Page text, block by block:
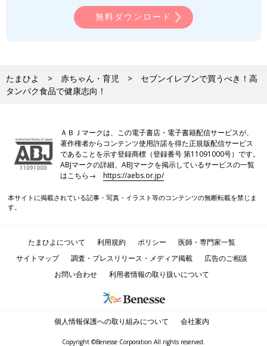
無料ダウンロード
たまひよ 赤ちゃん・育児
セブンイレブンで買うべき！高
タンパク食品で健康志向！
ＡＢＪマークは、この電子書店・電子書籍配信サービスが、
著作権者からコンテンツ使用許諾を得た正規版配信サービス
であることを示す登録商標（登録番号 第11091000号）です。
ABJマークの詳細、ABJマークを掲示しているサービスの一覧
はこちら→https://aebs.or.jp/
本サイトに掲載されている記事・写真・イラスト等のコンテンツの無断転載を禁じま
す。
たまひよについて 利用規約 ポリシー
医師・専門家一覧
サイトマップ
調査・プレスリリース・メディア掲載
広告のご相談
お問い合わせ
利用者情報の取り扱いについて
個人情報保護への取り組みについて 会社案内
Copyright ©Benesse Corporation All rights reserved.